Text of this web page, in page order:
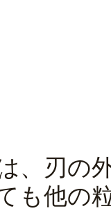
、刃の
も他の